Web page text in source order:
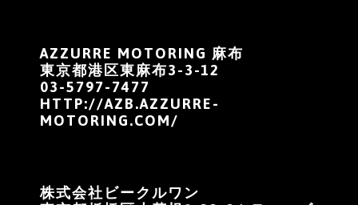
AZZURRE MOTORING 麻布
東京都港区東麻布3-3-12
03-5797-7477
HTTP://AZB.AZZURRE-
MOTORING.COM/
株式会社ビークルワン